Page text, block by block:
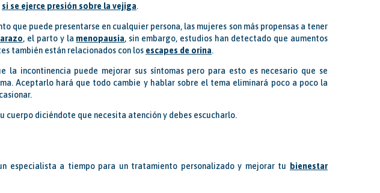
si se ejerce presión sobre la vejiga.
que puede presentarse en cualquier persona, las mujeres son más propensas a tener
, el parto y la menopausia, sin embargo, estudios han detectado que aumentos
también están relacionados con los escapes de orina.
la incontinencia puede mejorar sus síntomas pero para esto es necesario que se
Aceptarlo hará que todo cambie y hablar sobre el tema eliminará poco a poco la
cuerpo diciéndote que necesita atención y debes escucharlo.
especialista a tiempo para un tratamiento personalizado y mejorar tu
bienestar